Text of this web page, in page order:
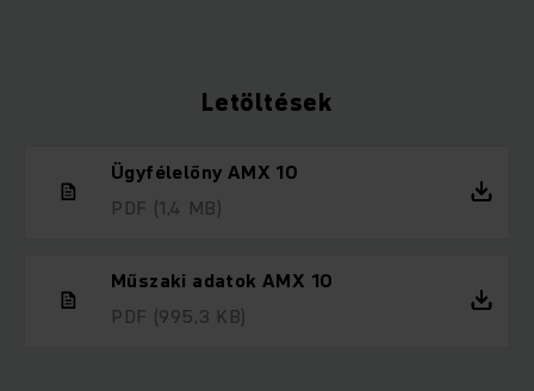
Letöltések
Ügyfélelőny AMX 10
PDF (1,4 MB)
Műszaki adatok AMX 10
PDF (995,3 KB)